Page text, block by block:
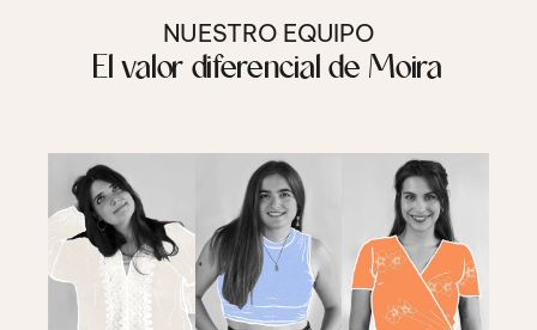
NUESTRO EQUIPO
El valor diferencial de Moira